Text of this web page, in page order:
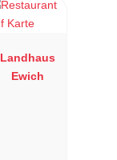
Landhaus
Ewich